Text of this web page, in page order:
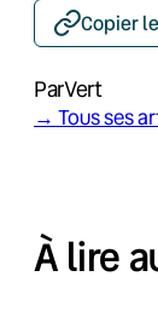
Copier
ParVert
→ Tous ses
À lire